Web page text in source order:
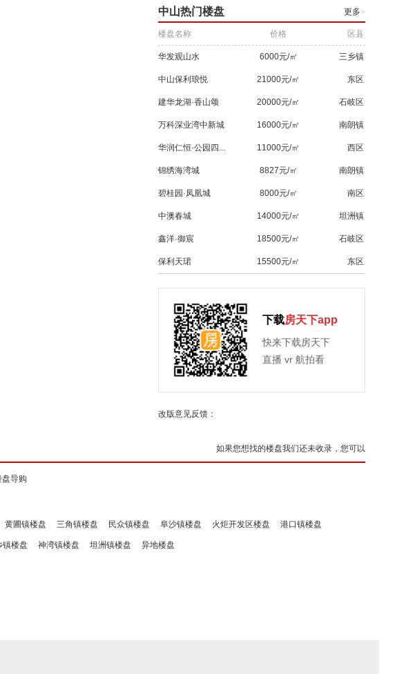
中山热门楼盘 更多>
楼盘名称 价格 区县
华发观山水 6000元/㎡ 三乡镇
中山保利琅悦 21000元/㎡ 东区
建华龙湖·香山颂 20000元/㎡ 石岐区
万科深业湾中新城 16000元/㎡ 南朗镇
华润仁恒·公园四... 11000元/㎡ 西区
锦绣海湾城 8827元/㎡ 南朗镇
碧桂园·凤凰城 8000元/㎡ 南区
中澳春城 14000元/㎡ 坦洲镇
鑫洋·御宸 18500元/㎡ 石岐区
保利天珺 15500元/㎡ 东区
下载房天下app
快来下载房天下
直播 vr 航拍看
改版意见反馈：
如果您想找的楼盘我们还未收录，您可以
盘导购
黄圃镇楼盘 三角镇楼盘 民众镇楼盘 阜沙镇楼盘 火炬开发区楼盘 港口镇楼盘
镇楼盘 神湾镇楼盘 坦洲镇楼盘 异地楼盘